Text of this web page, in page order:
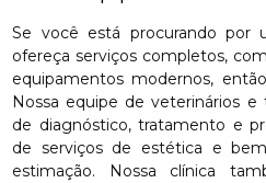
Se você está procurando por
ofereça serviços completos,
equipamentos modernos,
Nossa equipe de veterinários
de diagnóstico, tratamento e
de serviços de estética e
estimação. Nossa clínica